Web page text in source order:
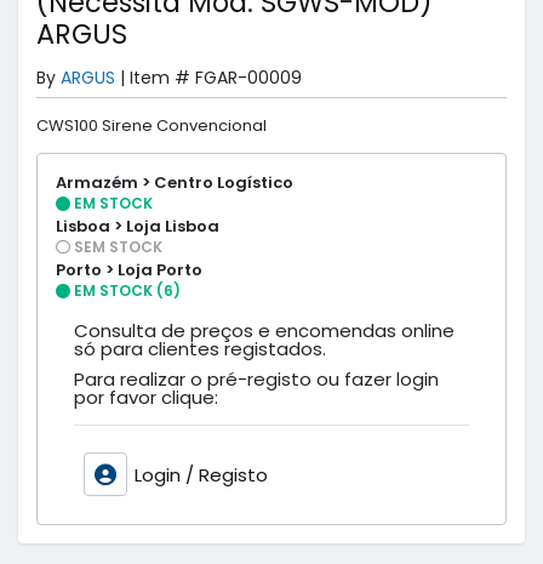
ARGUS
By ARGUS | Item # FGAR-00009
CWS100 Sirene Convencional
Armazém > Centro Logístico
EM STOCK
Lisboa > Loja Lisboa
SEM STOCK
Porto > Loja Porto
EM STOCK (6)
Consulta de preços e encomendas online
só para clientes registados.
Para realizar o pré-registo ou fazer login
por favor clique:
Login / Registo